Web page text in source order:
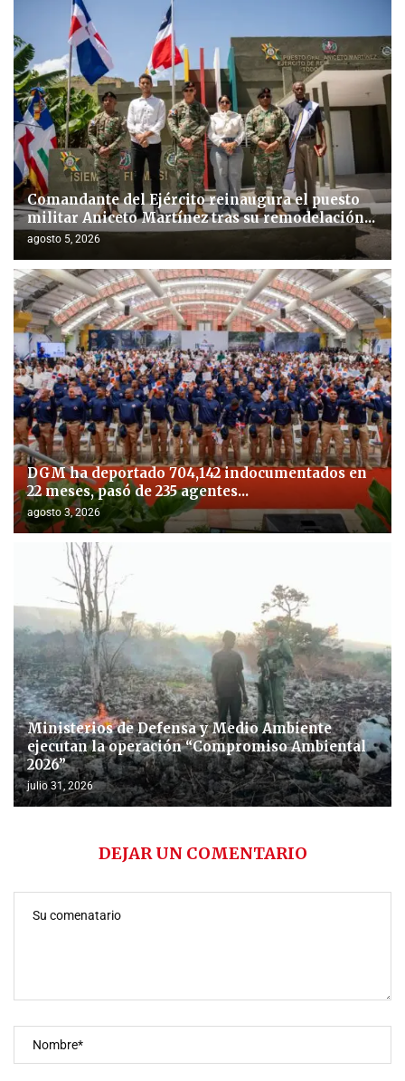
Comandante del Ejército reinaugura el puesto
militar Aniceto Martínez tras su remodelación...
agosto 5, 2026
DGM ha deportado 704,142 indocumentados en
22 meses, pasó de 235 agentes...
agosto 3, 2026
Ministerios de Defensa y Medio Ambiente
ejecutan la operación “Compromiso Ambiental
2026”
julio 31, 2026
DEJAR UN COMENTARIO